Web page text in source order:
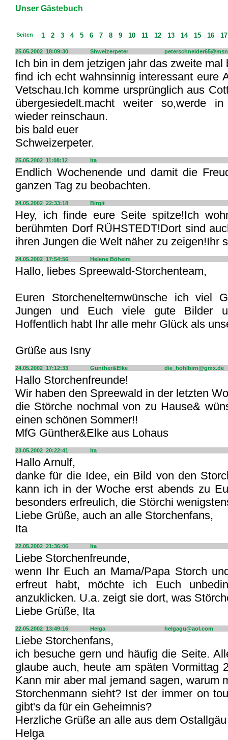
Unser Gästebuch
Seiten 1 2 3 4 5 6 7 8 9 10 11 12 13 14 15 16
25.05.2002 18:09:30 Shweizerpeter
Ich bin in dem jetzigen jahr das zweite mal
find ich echt wahnsinnig interessant eure
Vetschau.Ich komme ursprünglich aus
übergesiedelt.macht weiter so,werde
wieder reinschaun.
bis bald euer
Schweizerpeter.
25.05.2002 11:08:12 Ita
Endlich Wochenende und damit die
ganzen Tag zu beobachten.
24.05.2002 22:33:18 Birgit
Hey, ich finde eure Seite spitze!Ich
berühmten Dorf RÜHSTEDT!Dort sind
ihren Jungen die Welt näher zu zeigen!Ihr
24.05.2002 17:54:56 Helene Böheim
Hallo, liebes Spreewald-Storchenteam,
Euren Storchenelternwünsche ich viel
Jungen und Euch viele gute Bilder
Hoffentlich habt Ihr alle mehr Glück als
Grüße aus Isny
24.05.2002 17:12:33 Günther&Elke die_hohlbirn@gmx.de
Hallo Storchenfreunde!
Wir haben den Spreewald in der letzten
die Störche nochmal von zu Hause&
einen schönen Sommer!!
MfG Günther&Elke aus Lohaus
23.05.2002 20:22:41 Ita
Hallo Arnulf,
danke für die Idee, ein Bild von den
kann ich in der Woche erst abends zu
besonders erfreulich, die Störchi
Liebe Grüße, auch an alle Storchenfans,
Ita
22.05.2002 21:36:06 Ita
Liebe Storchenfreunde,
wenn Ihr Euch an Mama/Papa Storch
erfreut habt, möchte ich Euch
anzuklicken. U.a. zeigt sie dort, was
Liebe Grüße, Ita
22.05.2002 13:49:16 Helga helgagu@aol.com
Liebe Storchenfans,
ich besuche gern und häufig die Seite.
glaube auch, heute am späten Vormittag
Kann mir aber mal jemand sagen, warum
Storchenmann sieht? Ist der immer on
gibt's da für ein Geheimnis?
Herzliche Grüße an alle aus dem
Helga